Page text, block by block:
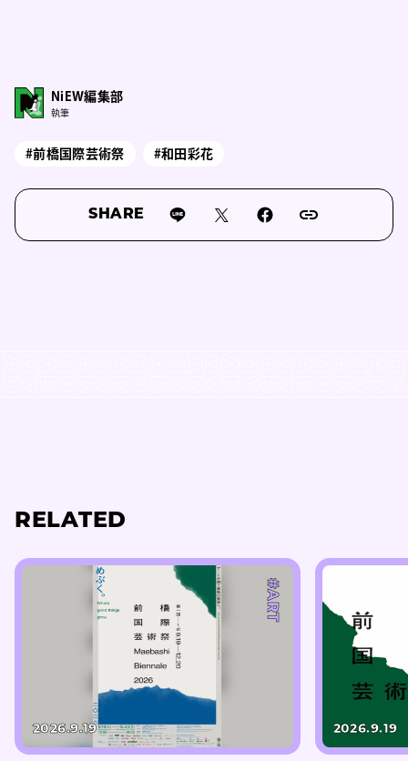
NiEW編集部
執筆
#前橋国際芸術祭 #和田彩花
SHARE
RELATED
#ART
2026.9.19 2026.9.19